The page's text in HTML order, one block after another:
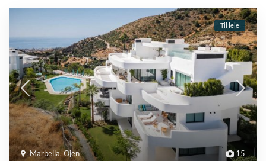
15
Marbella,Ojen
Til leie